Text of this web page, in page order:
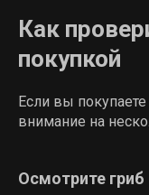
Как
покупкой
Если вы
внимание на
Осмотрите гриб